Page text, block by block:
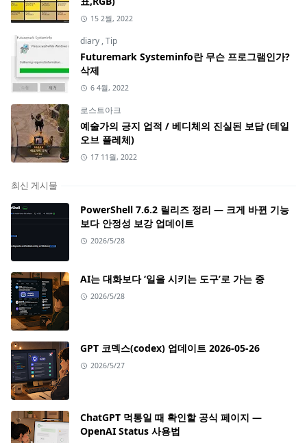
15 2월, 2022
diary ,Tip
Futuremark Systeminfo란 무슨 프로그램인가?
삭제
6 4월, 2022
로스트아크
예술가의 긍지 업적 / 베디체의 진실된 보답 (테일
오브 플레체)
17 11월, 2022
최신 게시물
PowerShell 7.6.2 릴리즈 정리 — 크게 바뀐 기능
보다 안정성 보강 업데이트
2026/5/28
AI는 대화보다 ‘일을 시키는 도구’로 가는 중
2026/5/28
GPT 코덱스(codex) 업데이트 2026-05-26
2026/5/27
ChatGPT 먹통일 때 확인할 공식 페이지 —
OpenAI Status 사용법